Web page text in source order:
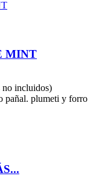
MINT
no incluidos)
pañal. plumeti y forro